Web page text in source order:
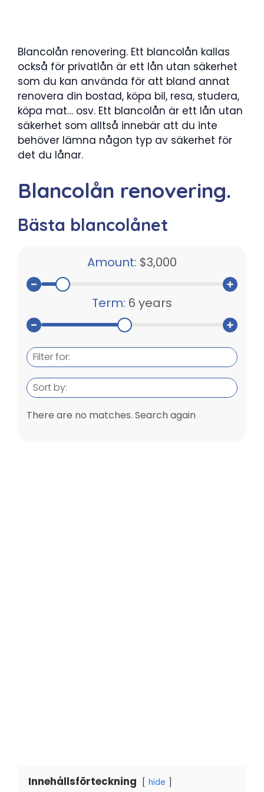
Blancolån renovering. Ett blancolån kallas
också för privatlån är ett lån utan säkerhet
som du kan använda för att bland annat
renovera din bostad, köpa bil, resa, studera,
köpa mat… osv. Ett blancolån är ett lån utan
säkerhet som alltså innebär att du inte
behöver lämna någon typ av säkerhet för
det du lånar.
Blancolån renovering.
Bästa blancolånet
Amount: $3,000
Term: 6 years
Filter for:
Sort by:
There are no matches. Search again
Innehållsförteckning hide